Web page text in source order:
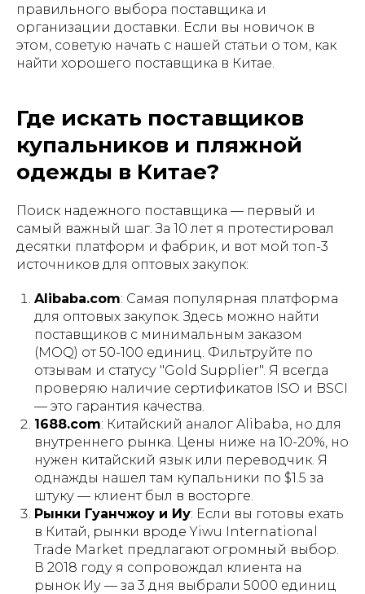
правильного выбора поставщика и
организации доставки. Если вы новичок в
этом, советую начать с нашей статьи о том, как
найти хорошего поставщика в Китае.
Где искать поставщиков
купальников и пляжной
одежды в Китае?
Поиск надежного поставщика — первый и
самый важный шаг. За 10 лет я протестировал
десятки платформ и фабрик, и вот мой топ-3
источников для оптовых закупок:
Alibaba.com: Самая популярная платформа
для оптовых закупок. Здесь можно найти
поставщиков с минимальным заказом
(MOQ) от 50-100 единиц. Фильтруйте по
отзывам и статусу "Gold Supplier". Я всегда
проверяю наличие сертификатов ISO и BSCI
— это гарантия качества.
1688.com: Китайский аналог Alibaba, но для
внутреннего рынка. Цены ниже на 10-20%, но
нужен китайский язык или переводчик. Я
однажды нашел там купальники по $1.5 за
штуку — клиент был в восторге.
Рынки Гуанчжоу и Иу: Если вы готовы ехать
в Китай, рынки вроде Yiwu International
Trade Market предлагают огромный выбор.
В 2018 году я сопровождал клиента на
рынок Иу — за 3 дня выбрали 5000 единиц